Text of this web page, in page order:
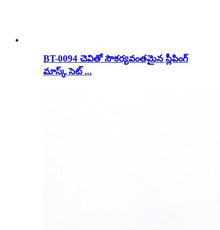
BT-0094 చెవితో సౌకర్యవంతమైన స్లీపింగ్
మాస్క్ సెట్ ...